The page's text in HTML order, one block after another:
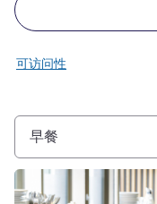
可访问性
早餐
请参阅详情